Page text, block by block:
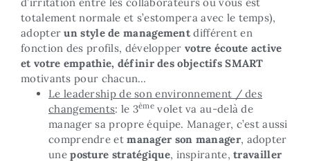
totalement normale et s’estompera avec le temps),
adopterun style de managementdifférent en
fonction des profils, développer votre écoute active
et votre empathie, définir des objectifs SMART
motivants pour chacun…
Le leadership de son environnement / des
changements: le 3ème volet va au-delà de
manager sa propre équipe. Manager, c’est aussi
comprendre etmanager son manager, adopter
uneposture stratégique, inspirante,travailler